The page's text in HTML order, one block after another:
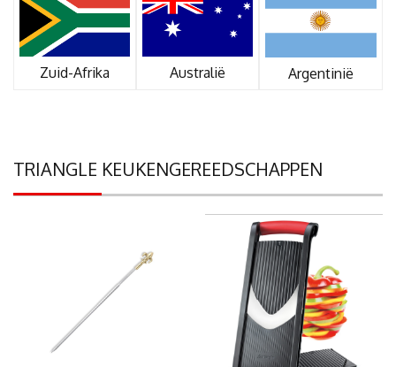
Zuid-Afrika Australië Argentinië
TRIANGLE KEUKENGEREEDSCHAPPEN